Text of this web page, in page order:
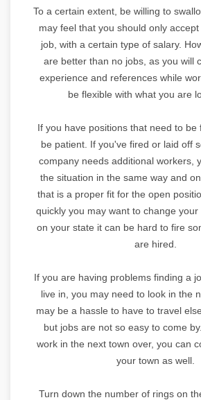
To a certain extent, be willing to
may feel that you should only
job, with a certain type of salary.
are better than no jobs, as you will
experience and references while
be flexible with what you are
If you have positions that need to be
be patient. If you've fired or laid off
company needs additional workers,
the situation in the same way and
that is a proper fit for the open
quickly you may want to change
on your state it can be hard to fire
are hired.
If you are having problems finding a
live in, you may need to look in the
may be a hassle to have to travel
but jobs are not so easy to come
work in the next town over, you can
your town as well.
Turn down the number of rings on